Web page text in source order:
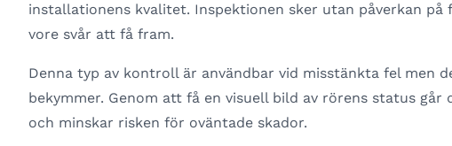
installationens kvalitet. Inspektionen sker utan påverkan
vore svår att få fram.
Denna typ av kontroll är användbar vid misstänkta fel men
bekymmer. Genom att få en visuell bild av rörens status
och minskar risken för oväntade skador.